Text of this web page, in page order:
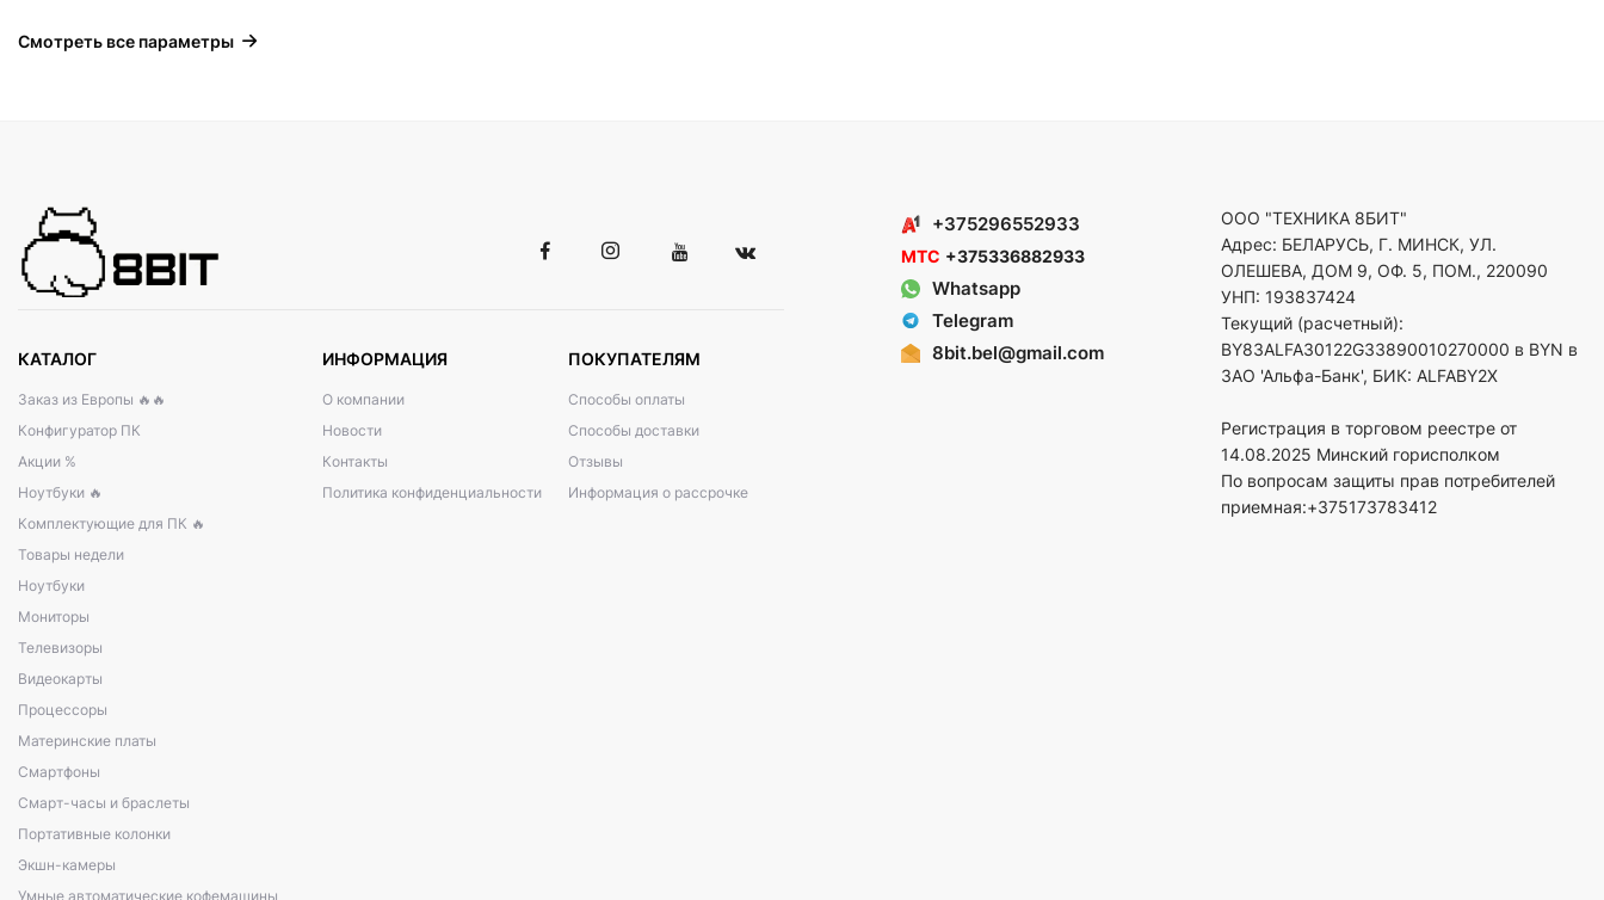
Смотреть все параметры
КАТАЛОГ
Заказ из Европы 🔥🔥
Конфигуратор ПК
Акции %
Ноутбуки 🔥
Комплектующие для ПК 🔥
Товары недели
Ноутбуки
Мониторы
Телевизоры
Видеокарты
Процессоры
Материнские платы
Смартфоны
Смарт-часы и браслеты
Портативные колонки
Экшн-камеры
Умные автоматические кофемашины
ИНФОРМАЦИЯ
О компании
Новости
Контакты
Политика конфиденциальности
ПОКУПАТЕЛЯМ
Способы оплаты
Способы доставки
Отзывы
Информация о рассрочке
+375296552933
МТС +375336882933
Whatsapp
Telegram
8bit.bel@gmail.com
ООО "ТЕХНИКА 8БИТ"
Адрес: БЕЛАРУСЬ, Г. МИНСК, УЛ.
ОЛЕШЕВА, ДОМ 9, ОФ. 5, ПОМ., 220090
УНП: 193837424
Текущий (расчетный):
BY83ALFA30122G33890010270000 в BYN в
ЗАО 'Альфа-Банк', БИК: ALFABY2X
Регистрация в торговом реестре от
14.08.2025 Минский горисполком
По вопросам защиты прав потребителей
приемная:+375173783412